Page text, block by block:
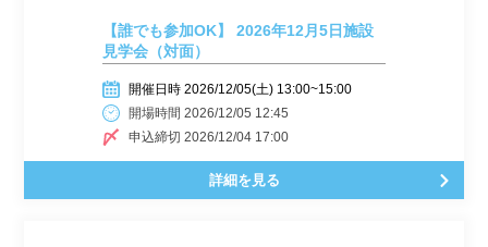
【誰でも参加OK】 2026年12月5日施設
見学会（対面）
開催日時 2026/12/05(土) 13:00~15:00
開場時間 2026/12/05 12:45
申込締切 2026/12/04 17:00
詳細を見る